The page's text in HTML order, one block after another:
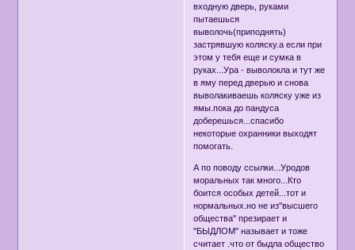
входную дверь, руками
пытаешься
выволочь(приподнять)
застрявшую коляску.а если при
этом у тебя еще и сумка в
руках...Ура - выволокла и тут же
в яму перед дверью и снова
выволакиваешь коляску уже из
ямы.пока до пандуса
доберешься...спасибо
некоторые охранники выходят
помогать.
А по поводу ссылки...Уродов
моральных так много...Кто
боится особых детей...тот и
нормальных.но не из"высшего
общества" презирает и
"БЫДЛОМ" называет и тоже
считает .что от быдла общество